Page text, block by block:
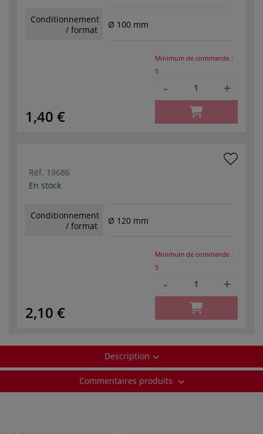
Conditionnement
/ format
Ø 100 mm
1,40 €
Minimum de commande :
5
- +
Réf. 19686
En stock
Conditionnement
/ format
Ø 120 mm
2,10 €
Minimum de commande :
5
- +
Description
Commentaires produits